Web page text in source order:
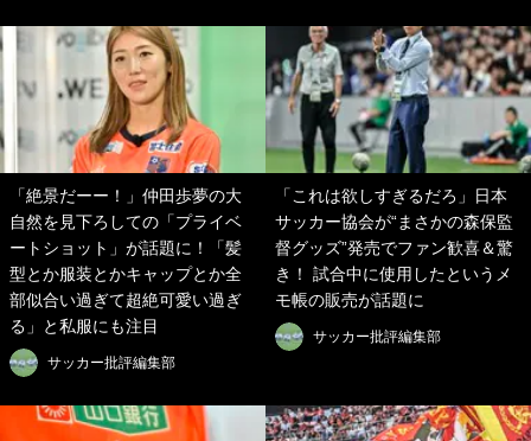
「絶景だーー！」仲田歩夢の大
自然を見下ろしての「プライベ
ートショット」が話題に！「髪
型とか服装とかキャップとか全
部似合い過ぎて超絶可愛い過ぎ
る」と私服にも注目
サッカー批評編集部
「これは欲しすぎるだろ」日本
サッカー協会が“まさかの森保監
督グッズ”発売でファン歓喜＆驚
き！ 試合中に使用したというメ
モ帳の販売が話題に
サッカー批評編集部